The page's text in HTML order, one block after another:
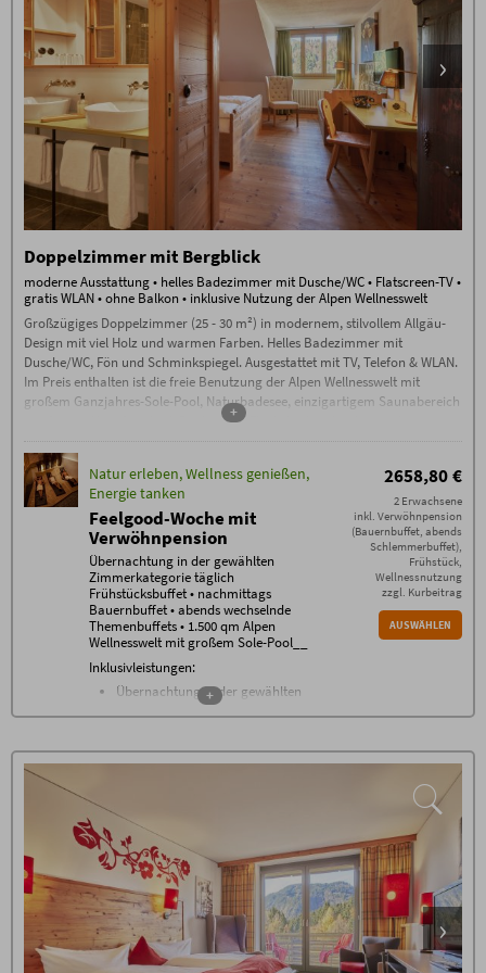
Doppelzimmer mit Bergblick
moderne Ausstattung • helles Badezimmer mit Dusche/WC • Flatscreen-TV •
gratis WLAN • ohne Balkon • inklusive Nutzung der Alpen Wellnesswelt
Großzügiges Doppelzimmer (25 - 30 m²) in modernem, stilvollem Allgäu-
Design mit viel Holz und warmen Farben. Helles Badezimmer mit
Dusche/WC, Fön und Schminkspiegel. Ausgestattet mit TV, Telefon & WLAN.
Im Preis enthalten ist die freie Benutzung der Alpen Wellnesswelt mit
großem Ganzjahres-Sole-Pool, Naturbadesee, einzigartigem Saunabereich
mit Sauna-Alpe, Steinbad, Backstüble, Flachsbad und vielem mehr.
+
Natur erleben, Wellness genießen,
Energie tanken
Feelgood-Woche mit
Verwöhnpension
Übernachtung in der gewählten
Zimmerkategorie täglich
Frühstücksbuffet • nachmittags
Bauernbuffet • abends wechselnde
Themenbuffets • 1.500 qm Alpen
Wellnesswelt mit großem Sole-Pool__
Inklusivleistungen:
Übernachtung in der gewählten
Zimmerkategorie
nachmittags Bauernbuffet
abends wechselnde Themenbuffets
Wellnesswelt* mit beheiztem Außen-
Sole-Pool, großem Natur-Badesee,
Allgäuer Sauna Alpe, Steinbad,
Allgäuer Flachsbad, Backstüble,
Mühlraddusche, Wellness-
Wohnzimmer, Raum der Stille,
Panorama-Ruheraum, Ruhe-Tenne
mit Wasserbetten sowie der grünen
+
2658,80 €
2 Erwachsene
inkl. Verwöhnpension
(Bauernbuffet, abends
Schlemmerbuffet),
Frühstück,
Wellnessnutzung
zzgl. Kurbeitrag
AUSWÄHLEN